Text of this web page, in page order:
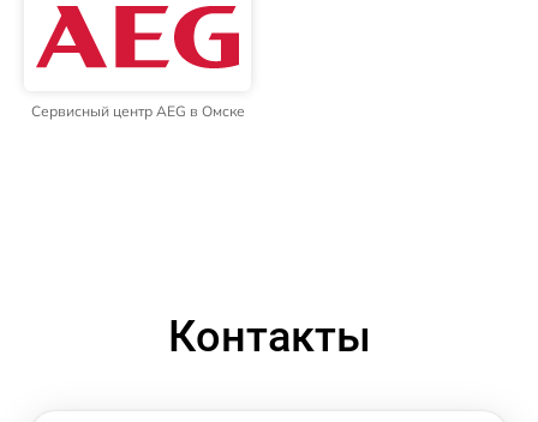
Сервисный центр AEG в Омске
Контакты